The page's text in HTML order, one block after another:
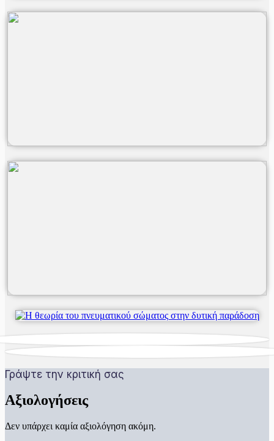
Γράψτε την κριτική σας
Αξιολογήσεις
Δεν υπάρχει καμία αξιολόγηση ακόμη.